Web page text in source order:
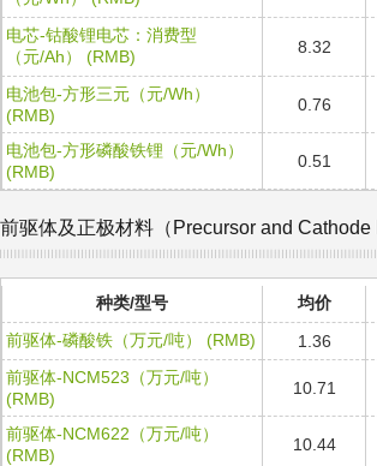
电芯-钴酸锂电芯：消费型
（元/Ah） (RMB)
8.32
电池包-方形三元（元/Wh）
(RMB)
0.76
电池包-方形磷酸铁锂（元/Wh）
(RMB)
0.51
前驱体及正极材料（Precursor and Cathode
种类/型号
均价
前驱体-磷酸铁（万元/吨） (RMB)
1.36
前驱体-NCM523（万元/吨）
(RMB)
10.71
前驱体-NCM622（万元/吨）
(RMB)
10.44